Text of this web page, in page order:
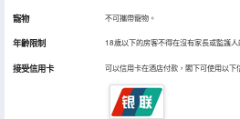
寵物 不可攜帶寵物。
年齡限制 18歲以下的房客不得在沒有家長或監護人
接受信用卡 可以信用卡在酒店付款，閣下可使用以下